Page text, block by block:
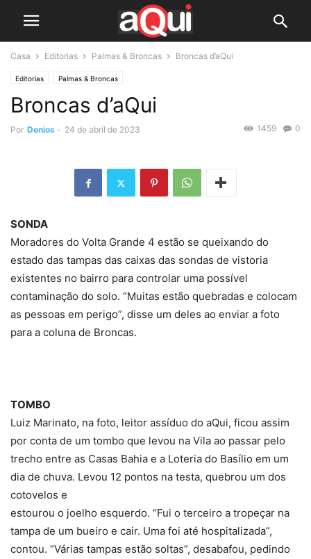
Casa Editorias Palmas & Broncas Broncas d’aQui
Editorias Palmas & Broncas
Broncas d’aQui
Por Denios - 24 de abril de 2023 0
1459
SONDA
Moradores do Volta Grande 4 estão se queixando do
estado das tampas das caixas das sondas de vistoria
existentes no bairro para controlar uma possível
contaminação do solo. “Muitas estão quebradas e colocam
as pessoas em perigo”, disse um deles ao enviar a foto
para a coluna de Broncas.
TOMBO
Luiz Marinato, na foto, leitor assíduo do aQui, ficou assim
por conta de um tombo que levou na Vila ao passar pelo
trecho entre as Casas Bahia e a Loteria do Basílio em um
dia de chuva. Levou 12 pontos na testa, quebrou um dos
cotovelos e
estourou o joelho esquerdo. “Fui o terceiro a tropeçar na
tampa de um bueiro e cair. Uma foi até hospitalizada”,
contou. “Várias tampas estão soltas”, desabafou, pedindo